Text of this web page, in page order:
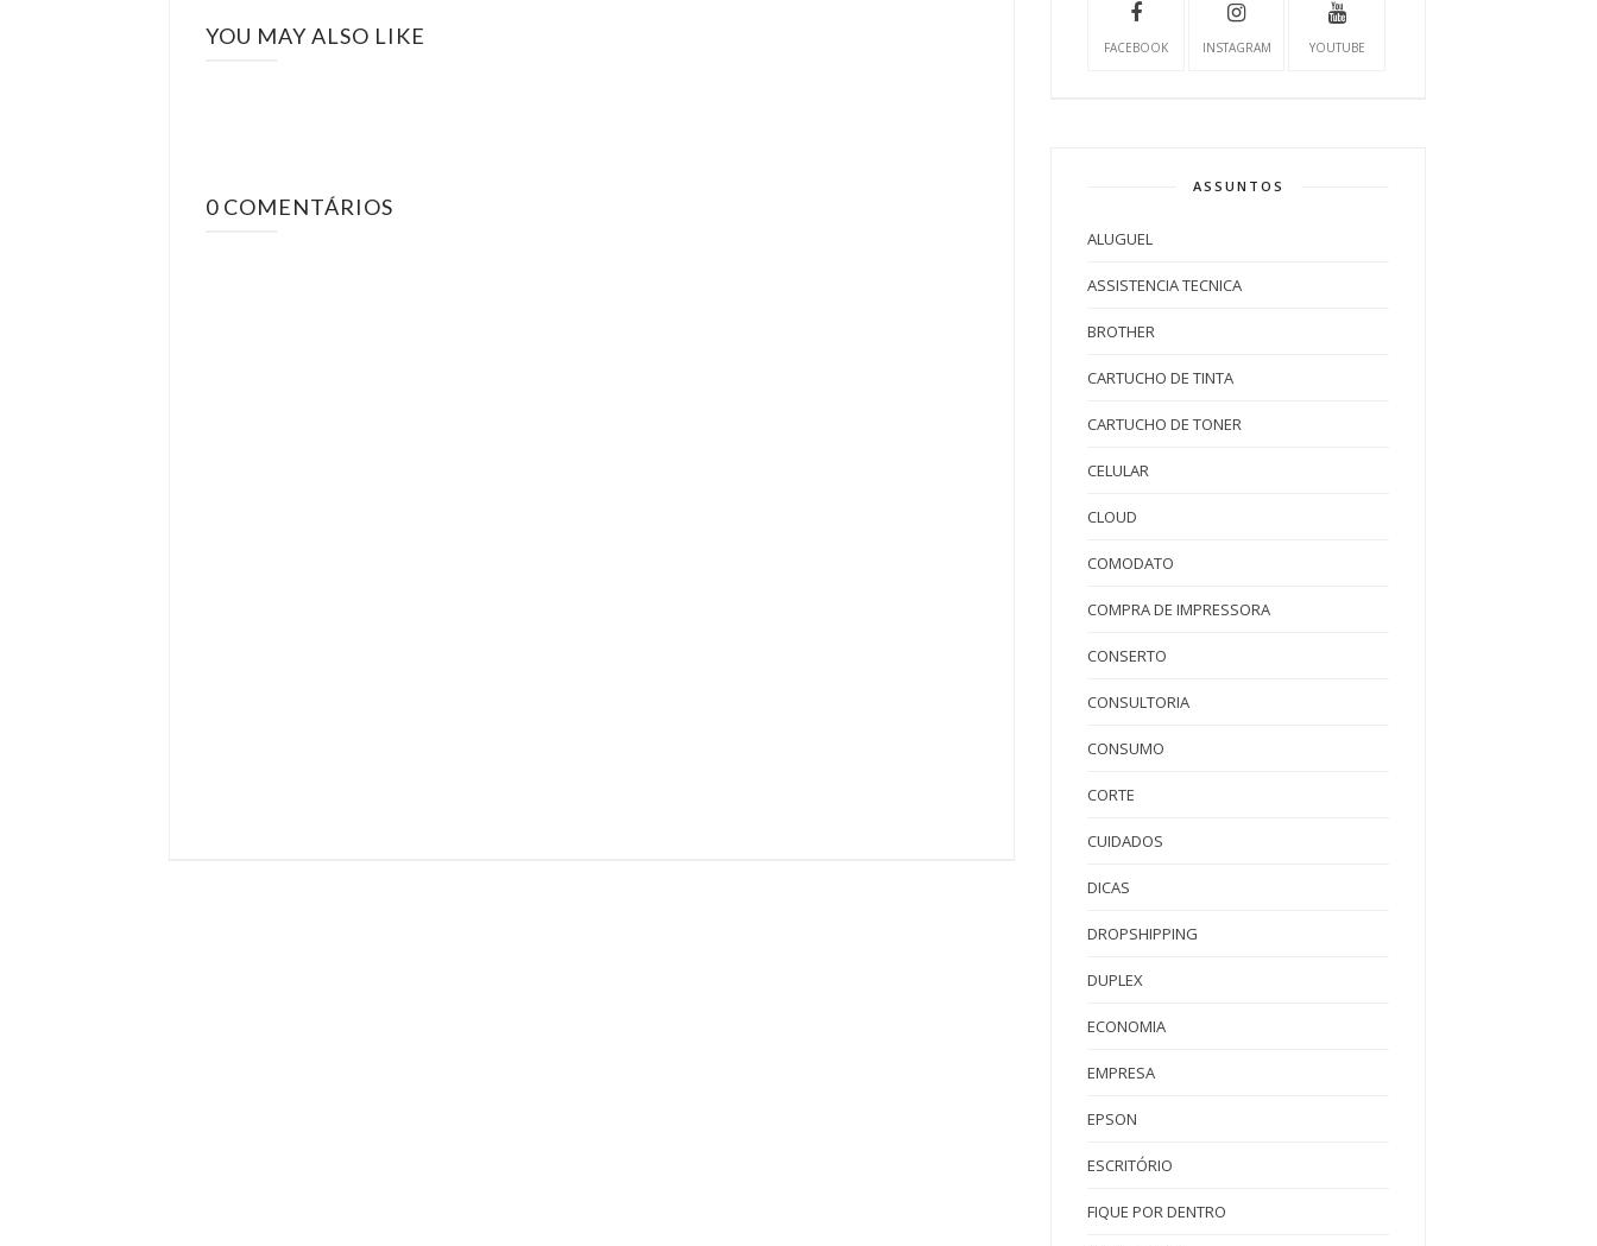
YOU MAY ALSO LIKE
0 COMENTÁRIOS
FACEBOOK INSTAGRAM YOUTUBE
ASSUNTOS
ALUGUEL
ASSISTENCIA TECNICA
BROTHER
CARTUCHO DE TINTA
CARTUCHO DE TONER
CELULAR
CLOUD
COMODATO
COMPRA DE IMPRESSORA
CONSERTO
CONSULTORIA
CONSUMO
CORTE
CUIDADOS
DICAS
DROPSHIPPING
DUPLEX
ECONOMIA
EMPRESA
EPSON
ESCRITÓRIO
FIQUE POR DENTRO